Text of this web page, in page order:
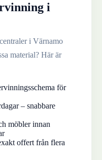
i
i Värnamo
material? Här är
för
– snabbare
möbler innan
offert från flera